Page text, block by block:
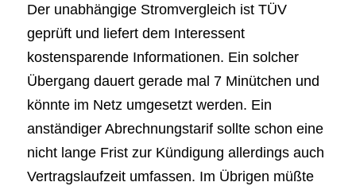
Der unabhängige Stromvergleich ist TÜV
geprüft und liefert dem Interessent
kostensparende Informationen. Ein solcher
Übergang dauert gerade mal 7 Minütchen und
könnte im Netz umgesetzt werden. Ein
anständiger Abrechnungstarif sollte schon eine
nicht lange Frist zur Kündigung allerdings auch
Vertragslaufzeit umfassen. Im Übrigen müßte